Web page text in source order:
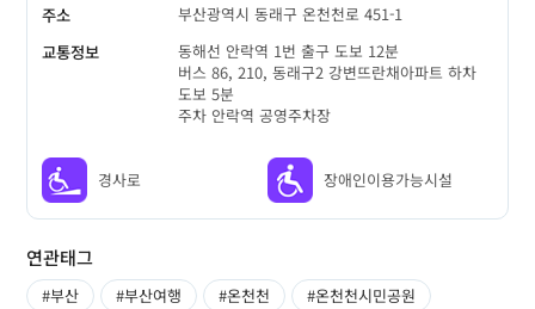
주소
부산광역시 동래구 온천천로 451-1
교통정보
동해선 안락역 1번 출구 도보 12분
버스 86, 210, 동래구2 강변뜨란채아파트 하차
도보 5분
주차 안락역 공영주차장
경사로 장애인이용가능시설
연관태그
#부산 #부산여행 #온천천
#온천천시민공원